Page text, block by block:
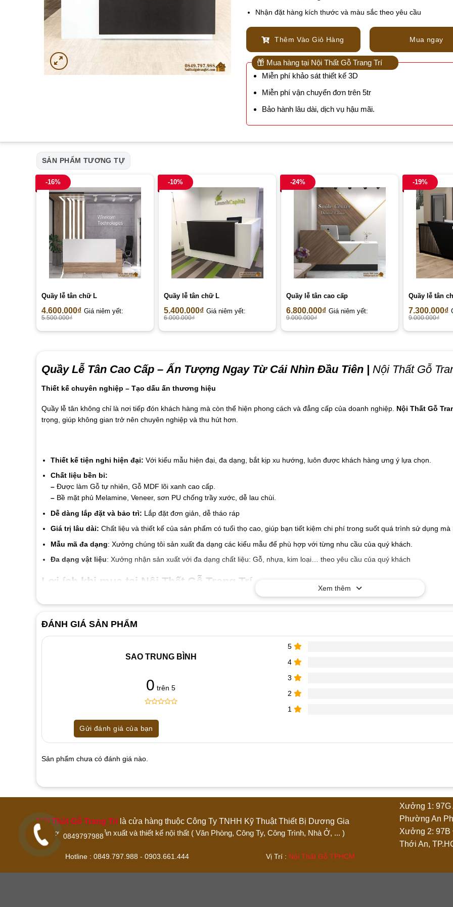
Nhận đặt hàng kích thước và màu sắc theo yêu cầu
Thêm Vào Giỏ Hàng Mua ngay
Mua hàng tại Nội Thất Gỗ Trang Trí
Miễn phí khảo sát thiết kế 3D
Miễn phí vận chuyển đơn trên 5tr
Bảo hành lâu dài, dịch vụ hậu mãi.
SẢN PHẨM TƯƠNG TỰ
-16%
Quầy lễ tân chữ L
4.600.000₫ Giá niêm yết:
5.500.000₫
-10%
Quầy lễ tân chữ L
5.400.000₫ Giá niêm yết:
6.000.000₫
-24%
Quầy lễ tân cao cấp
6.800.000₫ Giá niêm yết:
9.000.000₫
-19%
Quầy lễ tân
7.300.000₫
9.000.000₫
Quầy Lễ Tân Cao Cấp –Ấn Tượng Ngay Từ Cái Nhìn Đầu Tiên| Nội Thất Gỗ
Thiết kế chuyên nghiệp – Tạo dấu ấn thương hiệu
Quầy lễ tân không chỉ là nơi tiếp đón khách hàng mà còn thể hiện phong cách và đẳng cấp của doanh nghiệp. Nội Thất Gỗ
trọng, giúp không gian trở nên chuyên nghiệp và thu hút hơn.
Thiết kế tiện nghi hiện đại: Với kiểu mẫu hiện đại, đa dạng, bắt kịp xu hướng, luôn được khách hàng ưng ý lựa chọn.
Chất liệu bền bỉ:
–Được làm Gỗ tự nhiên, Gỗ MDF lõi xanh cao cấp.
–Bề mặt phủ Melamine, Veneer, sơn PU chống trầy xước, dễ lau chùi.
Dễ dàng lắp đặt và bảo trì: Lắp đặt đơn giản, dễ tháo ráp
Giá trị lâu dài: Chất liệu và thiết kế của sản phẩm có tuổi thọ cao, giúp bạn tiết kiệm chi phí trong suốt quá trình sử dụng
Mẫu mã đa dạng: Xưởng chúng tôi sản xuất đa dạng các kiểu mẫu để phù hợp với từng nhu cầu của quý khách.
Đa dạng vật liệu: Xưởng nhận sản xuất với đa dạng chất liệu: Gỗ, nhựa, kim loại… theo yêu cầu của quý khách
Lợi ích khi mua tại Nội Thất Gỗ Trang Trí
để được tư vấn và nhận báo giá tốt nhất!
Xem thêm
ĐÁNH GIÁ SẢN PHẨM
SAO TRUNG BÌNH
0 trên 5
out
of
based
ratings
5
4
3
2
1
Gửi đánh giá của bạn
Sản phẩm chưa có đánh giá nào.
Hãy là người đánh giá đầu tiên cho sản phẩm “Quầy lễ tân chữ L”
Đánh giá của bạn
Nội Thất Gỗ Trang Trílà cửa hàng thuộc Công Ty TNHH Kỹ Thuật Thiết Bị Dương Gia
Đơn vị chuyên sản xuất và thiết kế nội thất ( Văn Phòng, Công Ty, Công Trình, Nhà Ở, ... )
Hotline : 0849.797.988 - 0903.661.444 Vị Trí : Nội Thất Gỗ TPHCM
Xưởng 1:
Phường An
Xưởng 2:
Thới An,
0849797988